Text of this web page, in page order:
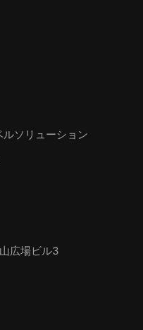
ソリューション
広場ビル3